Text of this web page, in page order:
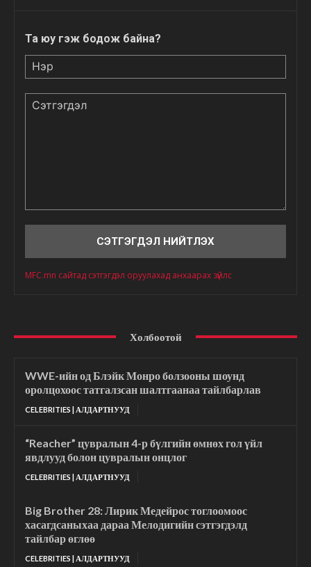
Та юу гэж бодож байна?
MFC.mn сайтад сэтгэгдэл оруулахад анхаарах зүйлс
Холбоотой
WWE-ийн од Блэйк Монро болзооны шоунд
оролцохоос татгалзсан шалтгаанаа тайлбарлав
CELEBRITIES | АЛДАРТНУУД
“Reacher” цувралын 4-р бүлгийн өмнөх гол үйл
явдлууд болон цувралын онцлог
CELEBRITIES | АЛДАРТНУУД
Big Brother 28: Лирик Медейрос тоглоомоос
хасагдсаныхаа дараа Мелодигийн сэтгэгдэлд
тайлбар өглөө
CELEBRITIES | АЛДАРТНУУД